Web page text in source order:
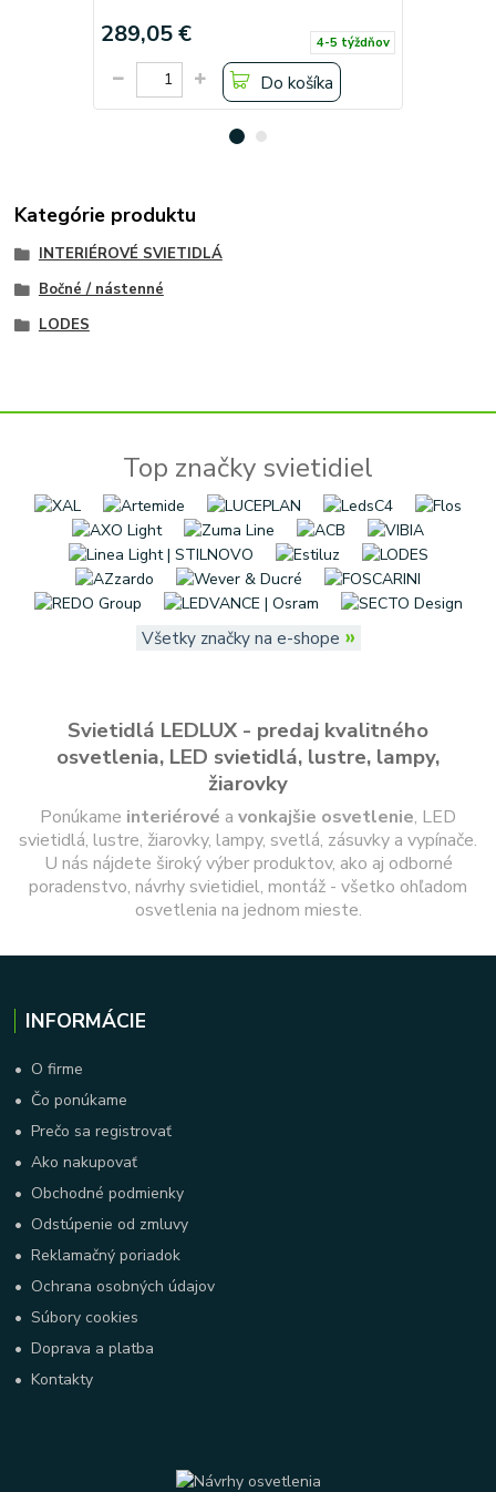
289,05 € 4-5 týždňov
Do košíka
Kategórie produktu
INTERIÉROVÉ SVIETIDLÁ
Bočné / nástenné
LODES
Top značky svietidiel
Všetky značky na e-shope »
Svietidlá LEDLUX - predaj kvalitného
osvetlenia, LED svietidlá, lustre, lampy,
žiarovky
Ponúkame interiérové a vonkajšie osvetlenie, LED
svietidlá, lustre, žiarovky, lampy, svetlá, zásuvky a vypínače.
U nás nájdete široký výber produktov, ako aj odborné
poradenstvo, návrhy svietidiel, montáž - všetko ohľadom
osvetlenia na jednom mieste.
INFORMÁCIE
• O firme
• Čo ponúkame
•Prečo sa registrovať
•Ako nakupovať
• Obchodné podmienky
• Odstúpenie od zmluvy
•Reklamačný poriadok
• Ochrana osobných údajov
•Súbory cookies
•Doprava a platba
•Kontakty